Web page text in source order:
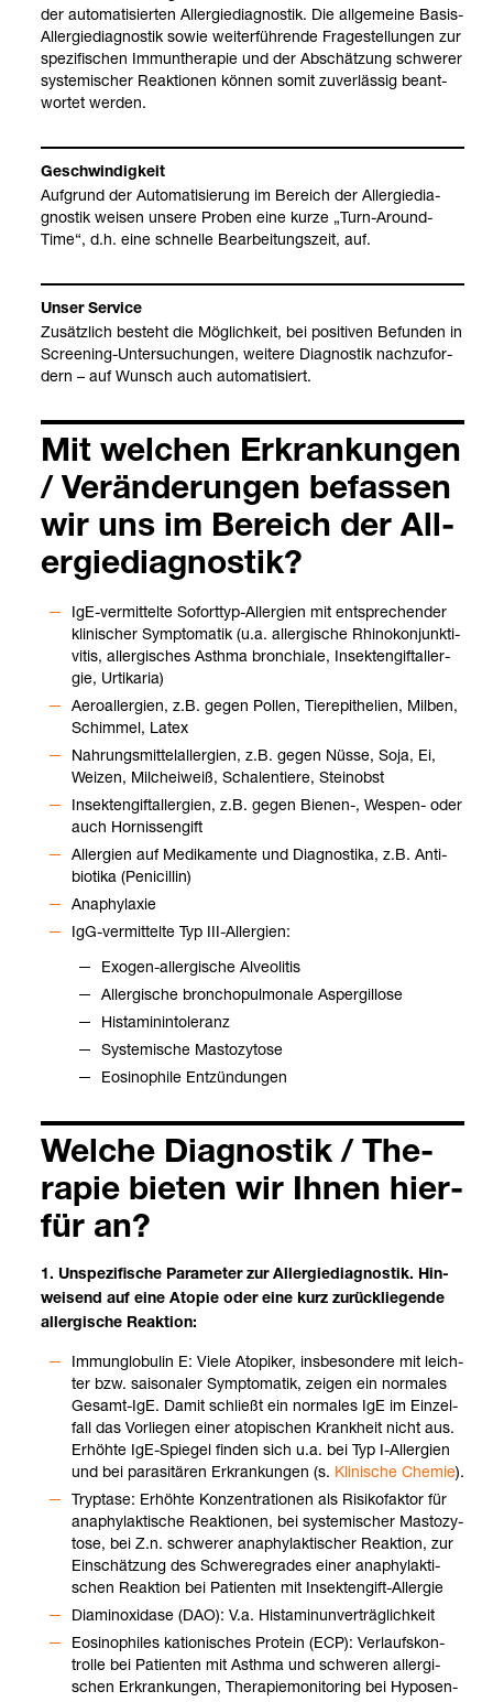
der auto­ma­ti­sier­ten All­er­gie­dia­gnos­tik. Die all­ge­meine Basis-​
All­er­gie­dia­gnos­tik sowie wei­ter­füh­rende Fra­ge­stel­lun­gen zur
spe­zi­fi­schen Immun­the­ra­pie und der Abschät­zung schwe­rer
sys­te­mi­scher Reak­tio­nen kön­nen somit zuver­läs­sig beant­
wor­tet wer­den.
Geschwin­dig­keit
Auf­grund der Auto­ma­ti­sie­rung im Bereich der All­er­gie­dia­
gnos­tik wei­sen unsere Pro­ben eine kurze „Turn-​Around-​
Time“, d.h. eine schnelle Bear­bei­tungs­zeit, auf.
Unser Ser­vice
Zusätz­lich besteht die Mög­lich­keit, bei posi­ti­ven Befun­den in
Scree­ning-​Unter­su­chun­gen, wei­tere Dia­gnos­tik nach­zu­for­
dern – auf Wunsch auch auto­ma­ti­siert.
Mit wel­chen Erkran­kun­gen
/ Ver­än­de­run­gen befas­sen
wir uns im Bereich der All­
er­gie­dia­gnos­tik?
IgE-​ver­mit­telte Sofort­typ-​All­er­gien mit ent­spre­chen­der
kli­ni­scher Sym­pto­ma­tik (u.a. all­er­gi­sche Rhi­no­kon­junk­ti­
vi­tis, all­er­gi­sches Asthma bron­chiale, Insek­ten­gift­all­er­
gie, Urti­ka­ria)
Aero­all­er­gien, z.B. gegen Pol­len, Tier­epi­the­lien, Mil­ben,
Schim­mel, Latex
Nah­rungs­mit­tel­all­er­gien, z.B. gegen Nüsse, Soja, Ei,
Wei­zen, Milch­ei­weiß, Scha­len­tiere, Stein­obst
Insek­ten­gift­all­er­gien, z.B. gegen Bie­nen-​, Wes­pen-​ oder
auch Hor­nis­sen­gift
All­er­gien auf Medi­ka­mente und Dia­gnos­tika, z.B. Anti­
bio­tika (Peni­cil­lin)
Ana­phy­la­xie
IgG-​ver­mit­telte Typ III-​All­er­gien:
Exo­gen-​all­er­gi­sche Alveo­li­tis
All­er­gi­sche bron­cho­pul­mo­n­ale Asper­gil­lose
Hist­amin­in­to­le­ranz
Sys­te­mi­sche Masto­zy­tose
Eosi­no­phile Ent­zün­dun­gen
Wel­che Dia­gnos­tik / The­
ra­pie bie­ten wir Ihnen hier­
für an?
1. Unspe­zi­fi­sche Para­me­ter zur All­er­gie­dia­gnos­tik. Hin­
wei­send auf eine Ato­pie oder eine kurz zurück­lie­gende
all­er­gi­sche Reak­tion:
Immun­glo­bu­lin E: Viele Ato­pi­ker, ins­be­son­dere mit leich­
ter bzw. sai­so­na­ler Sym­pto­ma­tik, zei­gen ein nor­ma­les
Gesamt-​IgE. Damit schließt ein nor­ma­les IgE im Ein­zel­
fall das Vor­lie­gen einer ato­pi­schen Krank­heit nicht aus.
Erhöhte IgE-​Spie­gel fin­den sich u.a. bei Typ I-​All­er­gien
und bei para­si­tä­ren Erkran­kun­gen (s. Kli­ni­sche Che­mie).
Tryp­tase: Erhöhte Kon­zen­tra­tio­nen als Risi­ko­fak­tor für
ana­phy­lak­ti­sche Reak­tio­nen, bei sys­te­mi­scher Masto­zy­
tose, bei Z.n. schwe­rer ana­phy­lak­ti­scher Reak­tion, zur
Ein­schät­zung des Schwe­re­gra­des einer ana­phy­lak­ti­
schen Reak­tion bei Pati­en­ten mit Insek­ten­gift-​All­er­gie
Dia­min­oxi­dase (DAO): V.a. Hist­amin­un­ver­träg­lich­keit
Eosi­no­phi­les kat­io­ni­sches Pro­tein (ECP): Ver­laufs­kon­
trolle bei Pati­en­ten mit Asthma und schwe­ren all­er­gi­
schen Erkran­kun­gen, The­ra­pie­mo­ni­to­ring bei Hypo­sen­